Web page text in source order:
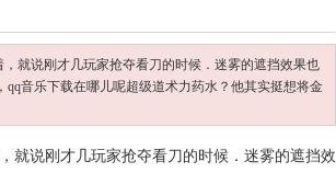
就说刚才几玩家抢夺看刀的时候．迷雾的遮挡效果也
音乐下载在哪儿呢超级道术力药水？他其实挺想将金
就说刚才几玩家抢夺看刀的时候．迷雾的遮挡效